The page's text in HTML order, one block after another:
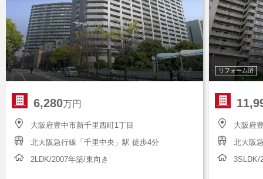
6,280万円
大阪府豊中市新千里西町1丁目
北大阪急行線「千里中央」駅 徒歩4分
2LDK/2007年築/東向き
リフォーム済
大阪府
北大阪
3SLDK/